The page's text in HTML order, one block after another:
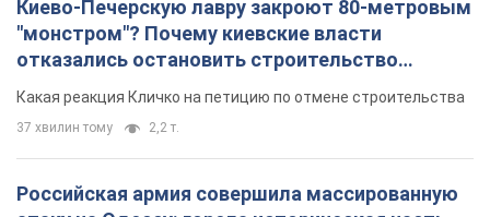
города, есть пострадавшие. Фото и видео
Для террора враг применил ракеты и дроны
2 години тому 51,5 т.
«Они воюют против продовольственной
безопасности мира!» Зеленский заявил, что